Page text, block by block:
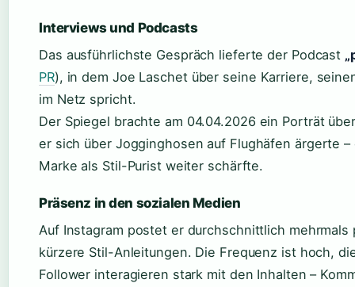
Interviews und Podcasts
Das ausführlichste Gespräch lieferte der Podcast
PR), in dem Joe Laschet über seine Karriere,
im Netz spricht.
Der Spiegel brachte am 04.04.2026 ein Porträt
er sich über Jogginghosen auf Flughäfen ärgerte
Marke als Stil-Purist weiter schärfte.
Präsenz in den sozialen Medien
Auf Instagram postet er durchschnittlich
kürzere Stil-Anleitungen. Die Frequenz ist hoch,
Follower interagieren stark mit den Inhalten –